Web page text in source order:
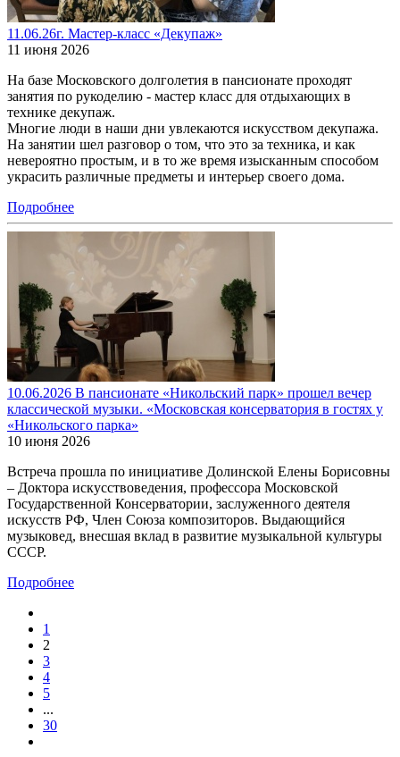
11.06.26г. Мастер-класс «Декупаж»
11 июня 2026
На базе Московского долголетия в пансионате проходят
занятия по рукоделию - мастер класс для отдыхающих в
технике декупаж.
Многие люди в наши дни увлекаются искусством декупажа.
На занятии шел разговор о том, что это за техника, и как
невероятно простым, и в то же время изысканным способом
украсить различные предметы и интерьер своего дома.
Подробнее
10.06.2026 В пансионате «Никольский парк» прошел вечер
классической музыки. «Московская консерватория в гостях у
«Никольского парка»
10 июня 2026
Встреча прошла по инициативе Долинской Елены Борисовны
– Доктора искусствоведения, профессора Московской
Государственной Консерватории, заслуженного деятеля
искусств РФ, Член Союза композиторов. Выдающийся
музыковед, внесшая вклад в развитие музыкальной культуры
СССР.
Подробнее
1
2
3
4
5
...
30